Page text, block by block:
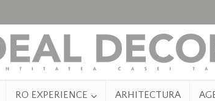
RO EXPERIENCE ARHITECTURA